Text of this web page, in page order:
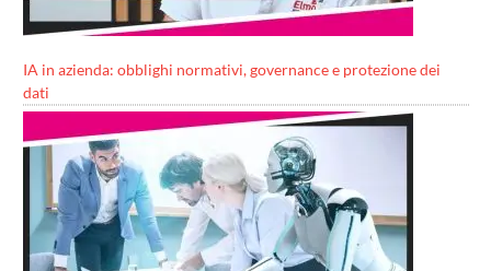
IA in azienda: obblighi normativi, governance e protezione dei
dati